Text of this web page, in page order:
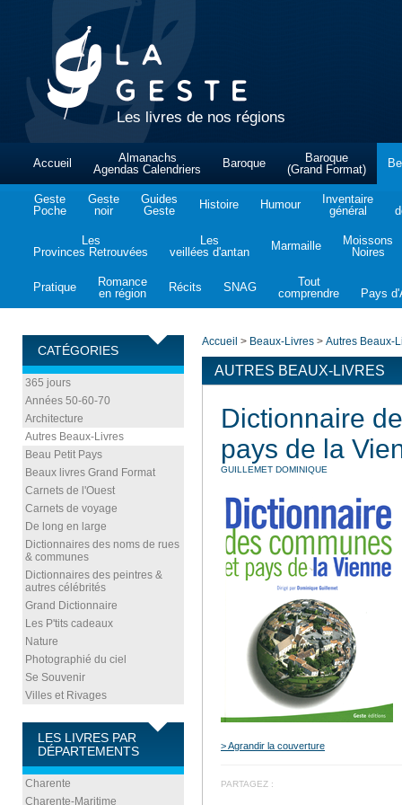
Les livres de nos régions
Accueil
Almanachs
Agendas Calendriers
Baroque
Baroque
(Grand Format)
Geste
Poche
Geste
noir
Guides
Geste
Histoire Humour
Inventaire
général
Les
Provinces Retrouvées
Les
veillées d'antan
Marmaille
Moissons
Noires
Pratique
Romance
en région
Récits SNAG
Tout
comprendre
Pays
CATÉGORIES
365 jours
Années 50-60-70
Architecture
Autres Beaux-Livres
Beau Petit Pays
Beaux livres Grand Format
Carnets de l'Ouest
Carnets de voyage
De long en large
Dictionnaires des noms de rues
& communes
Dictionnaires des peintres &
autres célébrités
Grand Dictionnaire
Les P'tits cadeaux
Nature
Photographié du ciel
Se Souvenir
Villes et Rivages
LES LIVRES PAR
DÉPARTEMENTS
Charente
Charente-Maritime
Accueil > Beaux-Livres > Autres Beaux-
AUTRES BEAUX-LIVRES
Dictionnaire
pays de la
GUILLEMET DOMINIQUE
> Agrandir la couverture
PARTAGEZ :